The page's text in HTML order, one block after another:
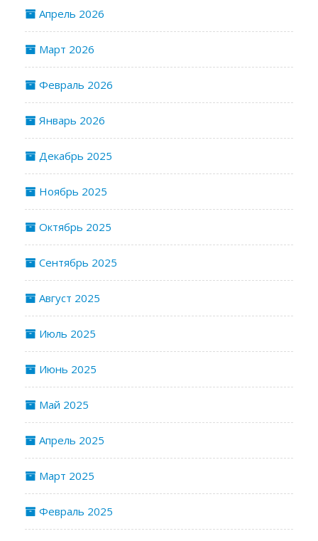
Апрель 2026
Март 2026
Февраль 2026
Январь 2026
Декабрь 2025
Ноябрь 2025
Октябрь 2025
Сентябрь 2025
Август 2025
Июль 2025
Июнь 2025
Май 2025
Апрель 2025
Март 2025
Февраль 2025